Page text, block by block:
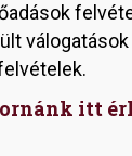
itt